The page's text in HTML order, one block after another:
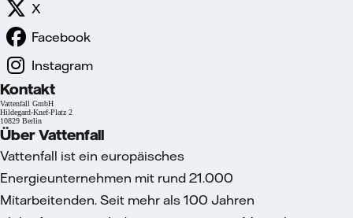
X
Facebook
Instagram
Kontakt
Vattenfall GmbH
Hildegard-Knef-Platz 2
10829 Berlin
Über Vattenfall
Vattenfall ist ein europäisches
Energieunternehmen mit rund 21.000
Mitarbeitenden. Seit mehr als 100 Jahren